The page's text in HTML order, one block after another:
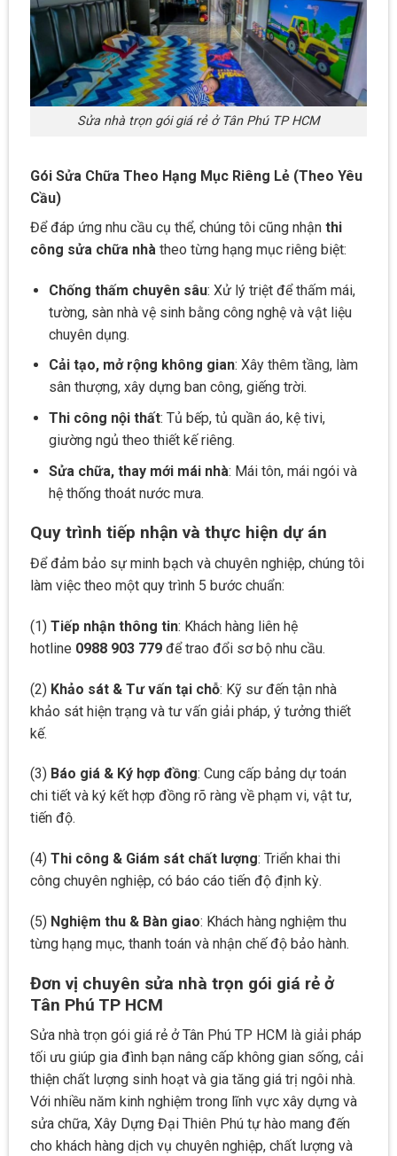
Sửa nhà trọn gói giá rẻ ở Tân Phú TP HCM
Gói Sửa Chữa Theo Hạng Mục Riêng Lẻ (Theo Yêu
Cầu)
Để đáp ứng nhu cầu cụ thể, chúng tôi cũng nhận thi
công sửa chữa nhà theo từng hạng mục riêng biệt:
Chống thấm chuyên sâu: Xử lý triệt để thấm mái,
tường, sàn nhà vệ sinh bằng công nghệ và vật liệu
chuyên dụng.
Cải tạo, mở rộng không gian: Xây thêm tầng, làm
sân thượng, xây dựng ban công, giếng trời.
Thi công nội thất: Tủ bếp, tủ quần áo, kệ tivi,
giường ngủ theo thiết kế riêng.
Sửa chữa, thay mới mái nhà: Mái tôn, mái ngói và
hệ thống thoát nước mưa.
Quy trình tiếp nhận và thực hiện dự án
Để đảm bảo sự minh bạch và chuyên nghiệp, chúng tôi
làm việc theo một quy trình 5 bước chuẩn:
(1) Tiếp nhận thông tin: Khách hàng liên hệ
hotline 0988 903 779 để trao đổi sơ bộ nhu cầu.
(2) Khảo sát & Tư vấn tại chỗ: Kỹ sư đến tận nhà
khảo sát hiện trạng và tư vấn giải pháp, ý tưởng thiết
kế.
(3) Báo giá & Ký hợp đồng: Cung cấp bảng dự toán
chi tiết và ký kết hợp đồng rõ ràng về phạm vi, vật tư,
tiến độ.
(4) Thi công & Giám sát chất lượng: Triển khai thi
công chuyên nghiệp, có báo cáo tiến độ định kỳ.
(5) Nghiệm thu & Bàn giao: Khách hàng nghiệm thu
từng hạng mục, thanh toán và nhận chế độ bảo hành.
Đơn vị chuyên sửa nhà trọn gói giá rẻ ở
Tân Phú TP HCM
Sửa nhà trọn gói giá rẻ ở Tân Phú TP HCM là giải pháp
tối ưu giúp gia đình bạn nâng cấp không gian sống, cải
thiện chất lượng sinh hoạt và gia tăng giá trị ngôi nhà.
Với nhiều năm kinh nghiệm trong lĩnh vực xây dựng và
sửa chữa, Xây Dựng Đại Thiên Phú tự hào mang đến
cho khách hàng dịch vụ chuyên nghiệp, chất lượng và